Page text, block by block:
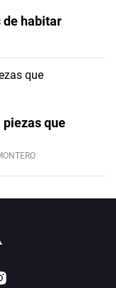
de habitar
que